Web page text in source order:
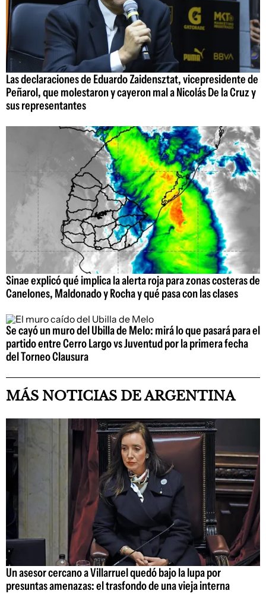
Las declaraciones de Eduardo Zaidensztat, vicepresidente de
Peñarol, que molestaron y cayeron mal a Nicolás De la Cruz y
sus representantes
Sinae explicó qué implica la alerta roja para zonas costeras de
Canelones, Maldonado y Rocha y qué pasa con las clases
Se cayó un muro del Ubilla de Melo: mirá lo que pasará para el
partido entre Cerro Largo vs Juventud por la primera fecha
del Torneo Clausura
MÁS NOTICIAS DE ARGENTINA
Un asesor cercano a Villarruel quedó bajo la lupa por
presuntas amenazas: el trasfondo de una vieja interna